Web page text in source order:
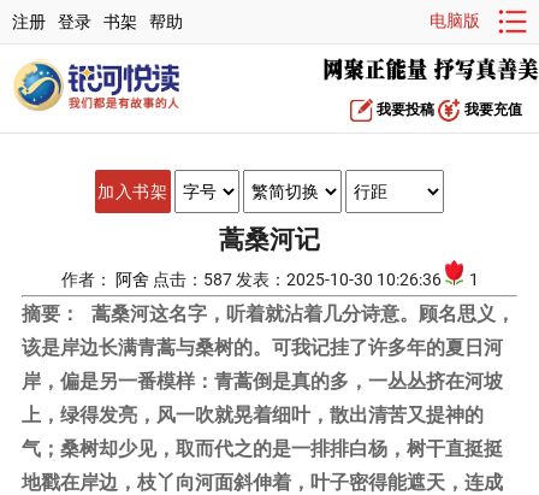
注册 登录 书架 帮助 电脑版
我要投稿 我要充值
加入书架
蒿桑河记
作者： 阿舍 点击：587 发表：2025-10-30 10:26:36 1
摘要：
蒿桑河这名字，听着就沾着几分诗意。顾名思义，
该是岸边长满青蒿与桑树的。可我记挂了许多年的夏日河
岸，偏是另一番模样：青蒿倒是真的多，一丛丛挤在河坡
上，绿得发亮，风一吹就晃着细叶，散出清苦又提神的
气；桑树却少见，取而代之的是一排排白杨，树干直挺挺
地戳在岸边，枝丫向河面斜伸着，叶子密得能遮天，连成